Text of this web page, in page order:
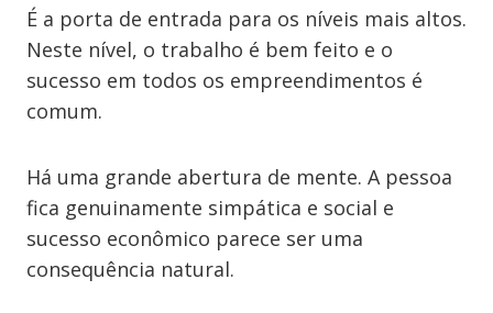
É a porta de entrada para os níveis mais altos.
Neste nível, o trabalho é bem feito e o
sucesso em todos os empreendimentos é
comum.
Há uma grande abertura de mente. A pessoa
fica genuinamente simpática e social e
sucesso econômico parece ser uma
consequência natural.